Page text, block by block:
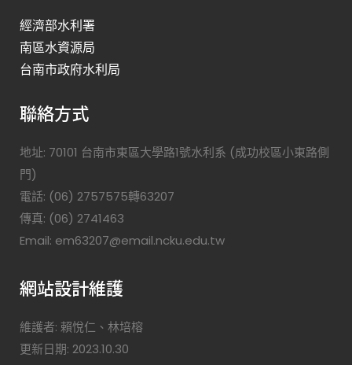
經濟部水利署
南區水資源局
台南市政府水利局
聯絡方式
地址: 70101 台南市東區大學路1號水利系 (成功校區小東路側
門)
電話: (06) 2757575轉63207
傳真: (06) 2741463
Email: em63207@email.ncku.edu.tw
網站設計維護
維護者: 賴悅仁、林培榕
更新日期: 2023.10.30